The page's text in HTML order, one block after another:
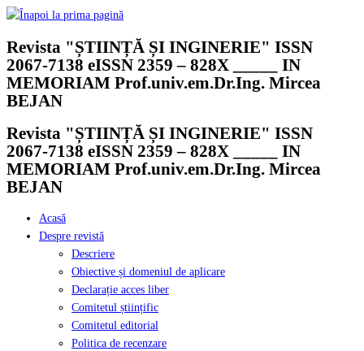
Skip
content
Revista "ȘTIINȚĂ ȘI INGINERIE" ISSN
2067-7138 eISSN 2359 – 828X _____ IN
MEMORIAM Prof.univ.em.Dr.Ing. Mircea
BEJAN
Revista "ȘTIINȚĂ ȘI INGINERIE" ISSN
2067-7138 eISSN 2359 – 828X _____ IN
MEMORIAM Prof.univ.em.Dr.Ing. Mircea
BEJAN
Acasă
Despre revistă
Descriere
Obiective și domeniul de aplicare
Declarație acces liber
Comitetul științific
Comitetul editorial
Politica de recenzare